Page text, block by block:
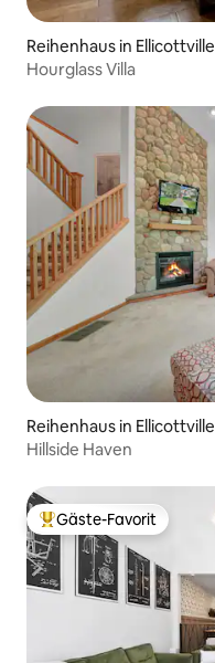
Reihenhaus in Ellicottville
Hourglass Villa
Reihenhaus in Ellicottville
Hillside Haven
Beliebter Gäste-Favorit.
Gäste-Favorit